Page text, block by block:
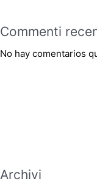
Commenti
No hay comentarios
Archivi